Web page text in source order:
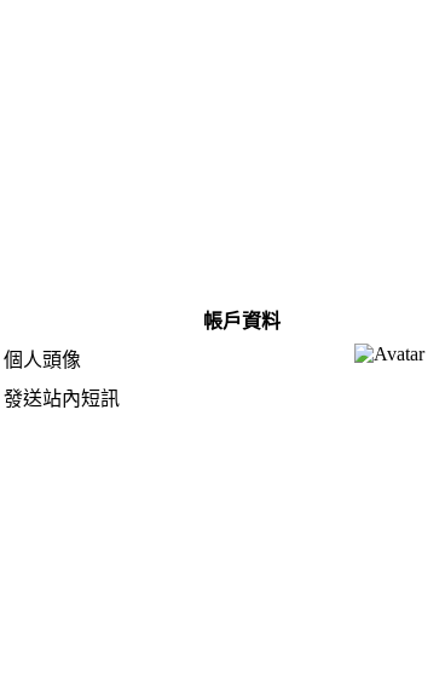
帳戶資料
個人頭像
發送站內短訊